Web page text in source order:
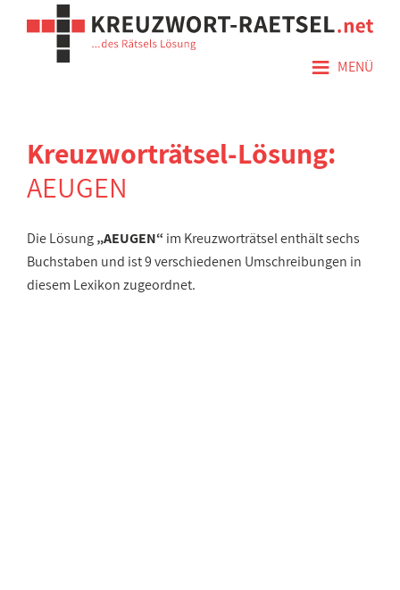
≡ MENÜ
Kreuzworträtsel-Lösung:
AEUGEN
Die Lösung„AEUGEN“ im Kreuzworträtsel enthält sechs
Buchstaben und ist 9 verschiedenen Umschreibungen in
diesem Lexikon zugeordnet.